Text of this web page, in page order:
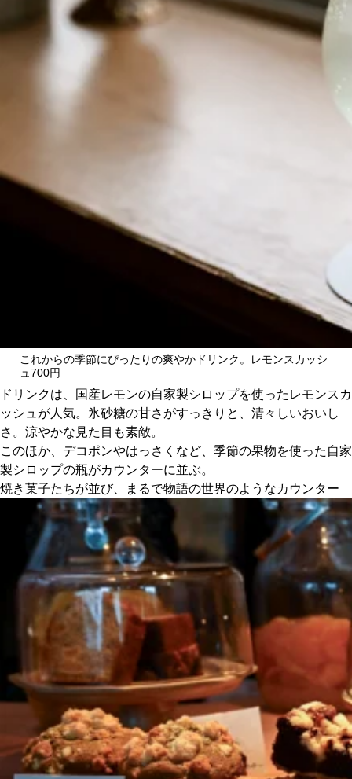
誠光社で選びました。
おすすめの本
紹介します。
これからの季節にぴったりの爽やかドリンク。レモンスカッシ
ュ700円
ドリンクは、国産レモンの自家製シロップを使ったレモンスカ
ッシュが人気。氷砂糖の甘さがすっきりと、清々しいおいし
さ。涼やかな見た目も素敵。
このほか、デコポンやはっさくなど、季節の果物を使った自家
製シロップの瓶がカウンターに並ぶ。
焼き菓子たちが並び、まるで物語の世界のようなカウンター